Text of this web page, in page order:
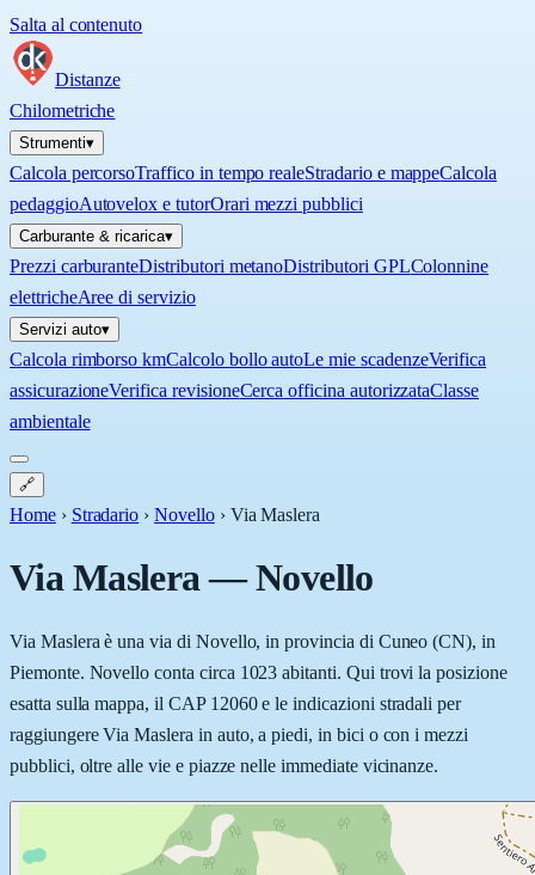
Salta al contenuto
Distanze
Chilometriche
Strumenti▾
Calcola percorsoTraffico in tempo realeStradario e mappeCalcola
pedaggioAutovelox e tutorOrari mezzi pubblici
Carburante & ricarica▾
Prezzi carburanteDistributori metanoDistributori GPLColonnine
elettricheAree di servizio
Servizi auto▾
Calcola rimborso kmCalcolo bollo autoLe mie scadenzeVerifica
assicurazioneVerifica revisioneCerca officina autorizzataClasse
ambientale
🔗
Home › Stradario › Novello › Via Maslera
Via Maslera—Novello
Via Maslera è una via di Novello, in provincia di Cuneo (CN), in
Piemonte. Novello conta circa 1023 abitanti. Qui trovi la posizione
esatta sulla mappa, il CAP 12060 e le indicazioni stradali per
raggiungere Via Maslera in auto, a piedi, in bici o con i mezzi
pubblici, oltre alle vie e piazze nelle immediate vicinanze.